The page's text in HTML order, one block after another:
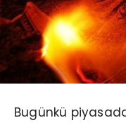
Bugünkü